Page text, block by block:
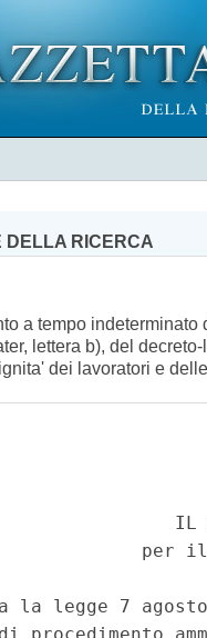
DELLA RICERCA
a tempo
lettera b), del
dei lavoratori e